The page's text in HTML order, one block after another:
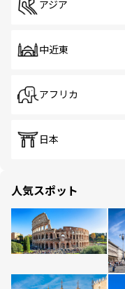
アジア
中近東
アフリカ
日本
人気スポット